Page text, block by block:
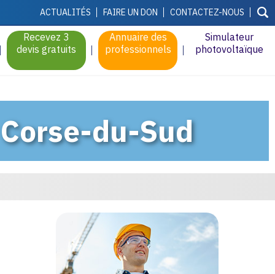
ACTUALITÉS FAIRE UN DON CONTACTEZ-NOUS
Recevez 3
devis gratuits
Annuaire des
professionnels
Simulateur
photovoltaïque
du-Sud